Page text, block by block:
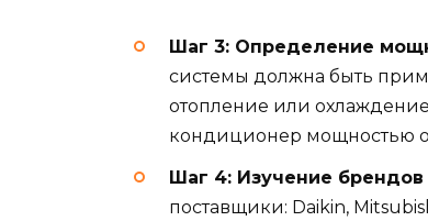
Шаг 3: Определение
системы должна быть
отопление или
кондиционер мощностью
Шаг 4: Изучение
поставщики: Daikin,